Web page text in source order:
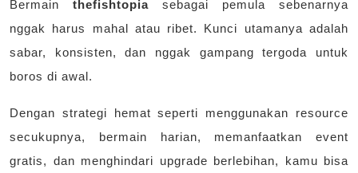
Bermain thefishtopia sebagai pemula sebenarnya
nggak harus mahal atau ribet. Kunci utamanya adalah
sabar, konsisten, dan nggak gampang tergoda untuk
boros di awal.
Dengan strategi hemat seperti menggunakan resource
secukupnya, bermain harian, memanfaatkan event
gratis, dan menghindari upgrade berlebihan, kamu bisa